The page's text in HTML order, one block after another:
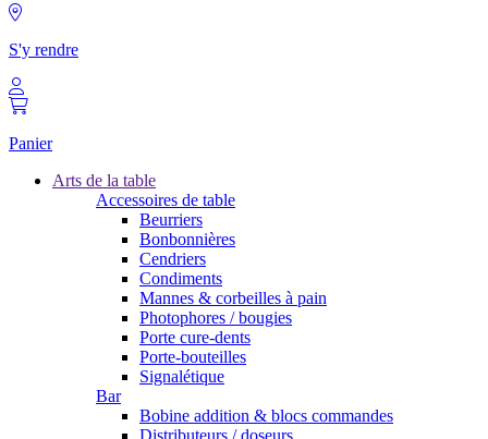
S'y rendre
Panier
Arts de la table
Accessoires de table
Beurriers
Bonbonnières
Cendriers
Condiments
Mannes & corbeilles à pain
Photophores / bougies
Porte cure-dents
Porte-bouteilles
Signalétique
Bar
Bobine addition & blocs commandes
Distributeurs / doseurs